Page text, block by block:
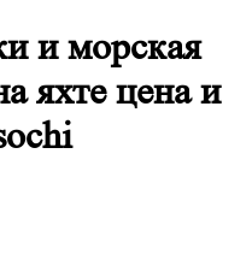
и морская
яхте цена и